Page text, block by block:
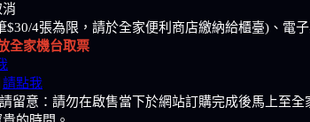
4張為限，請於全家便利商店繳納給櫃臺)、電
全家機台取票
請點我
留意：請勿在啟售當下於網站訂購完成後馬上至